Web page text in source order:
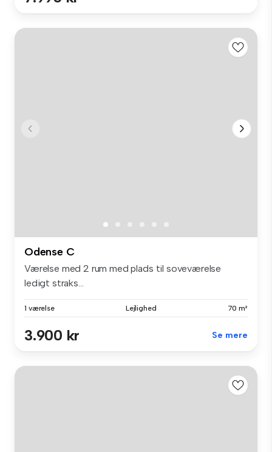
Odense C
Værelse med 2 rum med plads til soveværelse
ledigt straks...
1 værelse Lejlighed 70 m²
3.900 kr Se mere